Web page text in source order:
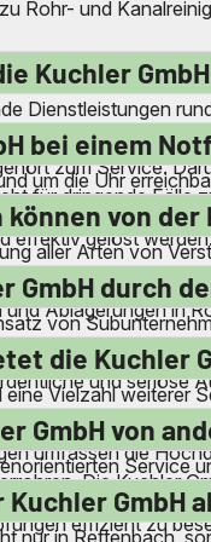
Rohr- und
Kuchler
Dienstleistungen
die Beseitigung
zum Service.
für dringende Fälle
bei einem
um die Uhr
Feierabend, am
gelöst
von
aller Arten von
Auch
Ablagerungen in
GmbH durch
von
Alle Arbeiten
und seriöse
die Kuchler
Vielzahl
von
umfassen die
Die Kuchler
GmbH von
Service
direkte Kontrolle
effizient zu
GmbH